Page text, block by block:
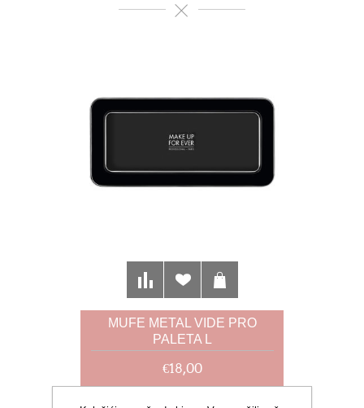
MUFE METAL VIDE PRO
PALETA L
€18,00